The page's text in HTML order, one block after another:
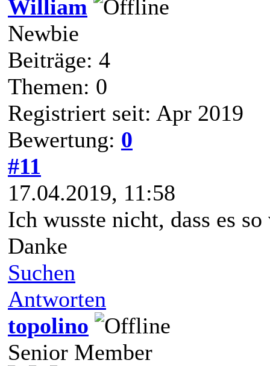
William
Newbie
Beiträge: 4
Themen: 0
Registriert seit: Apr 2019
Bewertung: 0
#11
17.04.2019, 11:58
Ich wusste nicht, dass es
Danke
Suchen
Antworten
topolino
Senior Member